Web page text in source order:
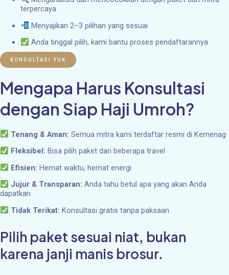
terpercaya
Menyajikan 2–3 pilihan yang sesuai
Anda tinggal pilih, kami bantu proses pendaftarannya
KONSULTASI YUK
Mengapa Harus Konsultasi
dengan Siap Haji Umroh?
Tenang & Aman: Semua mitra kami terdaftar resmi di Kemenag
Fleksibel: Bisa pilih paket dari beberapa travel
Efisien: Hemat waktu, hemat energi
Jujur & Transparan: Anda tahu betul apa yang akan Anda
dapatkan
Tidak Terikat: Konsultasi gratis tanpa paksaan
Pilih paket sesuai niat, bukan
karena janji manis brosur.